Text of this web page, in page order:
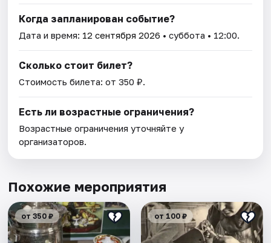
Когда запланирован событие?
Дата и время: 12 сентября 2026 • суббота • 12:00.
Сколько стоит билет?
Стоимость билета: от 350 ₽.
Есть ли возрастные ограничения?
Возрастные ограничения уточняйте у
организаторов.
Похожие мероприятия
от 350 ₽ от 100 ₽